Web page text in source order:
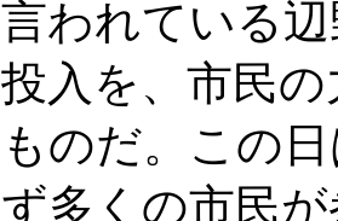
言われている
投入を、市民
ものだ。この
ず多くの市民